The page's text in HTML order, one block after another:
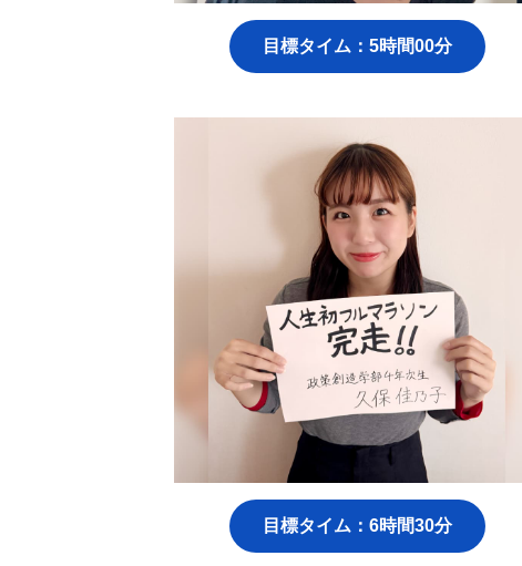
目標タイム：5時間00分
目標タイム：6時間30分